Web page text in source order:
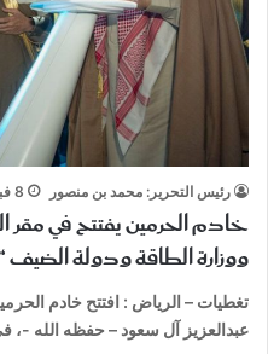
رئيس التحرير: محمد بن منصور 8 فبراير، 2018
خادم الحرمين يفتتح في مقر
ووزارة الطاقة ودولة الضيف
تغطيات – الرياض : افتتح خادم
عبدالعزيز آل سعود – حفظه الله -،